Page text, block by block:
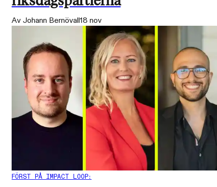
Av Johann Bernövall18 nov
FÖRST PÅ IMPACT LOOP: